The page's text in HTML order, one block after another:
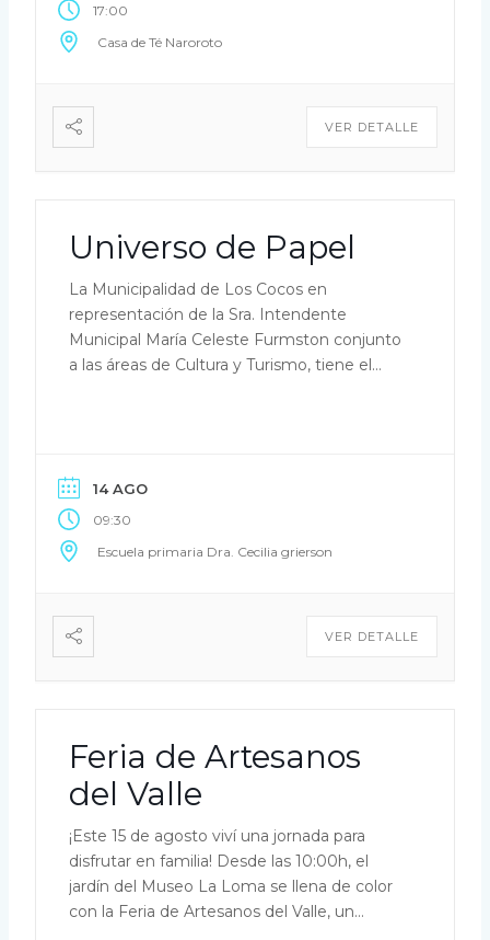
17:00
Casa de Té Naroroto
VER DETALLE
Universo de Papel
La Municipalidad de Los Cocos en
representación de la Sra. Intendente
Municipal María Celeste Furmston conjunto
a las áreas de Cultura y Turismo, tiene el
9:30h […]
14 AGO
09:30
Escuela primaria Dra. Cecilia grierson
VER DETALLE
Feria de Artesanos
del Valle
¡Este 15 de agosto viví una jornada para
disfrutar en familia! Desde las 10:00h, el
jardín del Museo La Loma se llena de color
con la Feria de Artesanos del Valle, un